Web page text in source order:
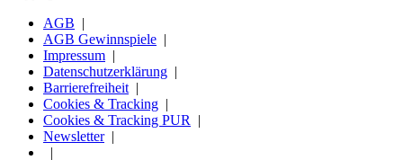
AGB
AGB Gewinnspiele
Impressum
Datenschutzerklärung
Barrierefreiheit
Cookies & Tracking
Cookies & Tracking PUR
Newsletter